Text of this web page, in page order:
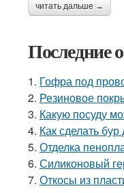
читать дальше →
Последние
1. Гофра под
2. Резиновое
3. Какую посуду
4. Как сделать
5. Отделка
6. Силиконовый
7. Откосы из